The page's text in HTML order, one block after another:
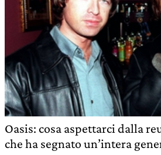
Oasis: cosa aspettarci dalla
che ha segnato un’intera